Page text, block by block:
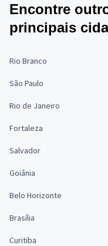
Encontre
principais
Rio Branco
São Paulo
Rio de Janeiro
Fortaleza
Salvador
Goiânia
Belo Horizonte
Brasília
Curitiba